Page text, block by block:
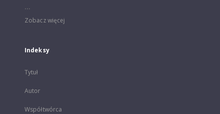
...
Zobacz więcej
Indeksy
Tytuł
Autor
Współtwórca